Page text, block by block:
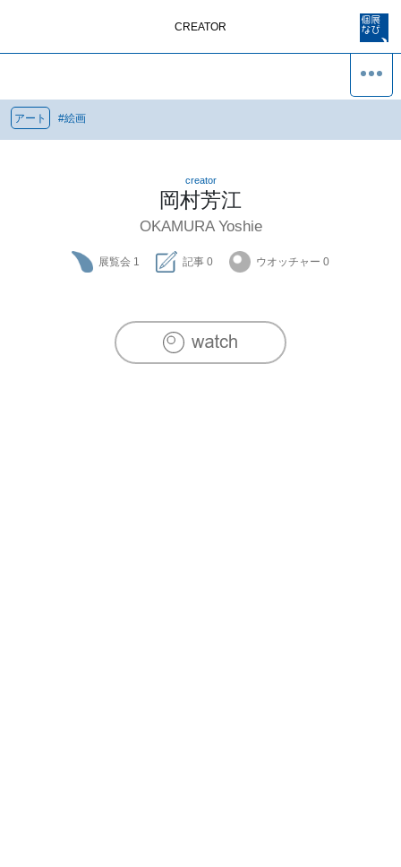
CREATOR
アート #絵画
creator
岡村芳江
OKAMURA Yoshie
展覧会 1 記事 0 ウオッチャー 0